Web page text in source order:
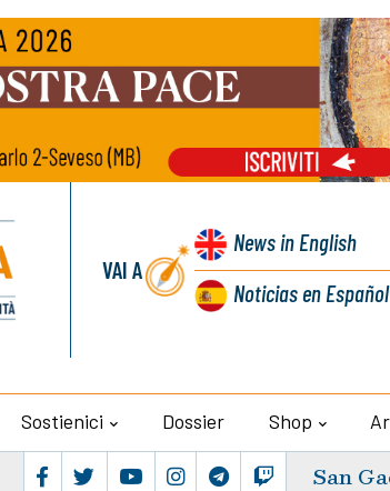
VAI A
Newsin English
Noticiasen Español
Sostienici Dossier Shop
San